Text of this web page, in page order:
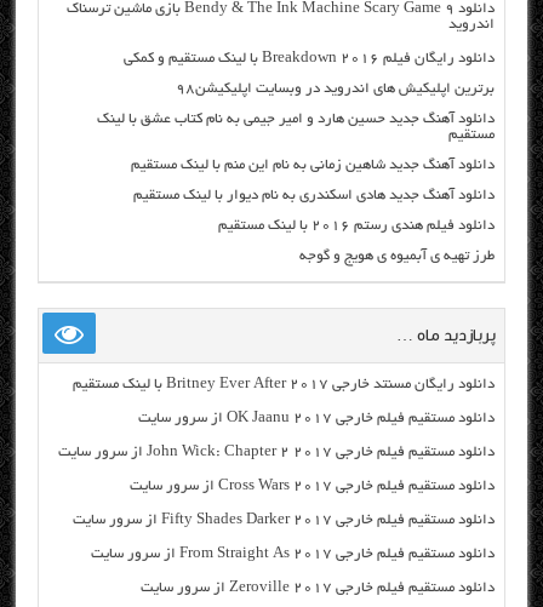
دانلود Bendy & The Ink Machine Scary Game 9 بازی ماشین ترسناک
اندروید
دانلود رایگان فیلم Breakdown 2016 با لینک مستقیم و کمکی
برترین اپلیکیش های اندروید در وبسایت اپلیکیشن۹۸
دانلود آهنگ جدید حسین هارد و امیر جیمی به نام کتاب عشق با لینک
مستقیم
دانلود آهنگ جدید شاهین زمانی به نام این منم با لینک مستقیم
دانلود آهنگ جدید هادی اسکندری به نام دیوار با لینک مستقیم
دانلود فیلم هندی رستم ۲۰۱۶ با لینک مستقیم
طرز تهیه ی آبمیوه ی هویج و گوجه
پربازدید ماه …
دانلود رایگان مسنتد خارجی Britney Ever After 2017 با لینک مستقیم
دانلود مستقیم فیلم خارجی OK Jaanu 2017 از سرور سایت
دانلود مستقیم فیلم خارجی John Wick: Chapter 2 2017 از سرور سایت
دانلود مستقیم فیلم خارجی Cross Wars 2017 از سرور سایت
دانلود مستقیم فیلم خارجی Fifty Shades Darker 2017 از سرور سایت
دانلود مستقیم فیلم خارجی From Straight As 2017 از سرور سایت
دانلود مستقیم فیلم خارجی Zeroville 2017 از سرور سایت